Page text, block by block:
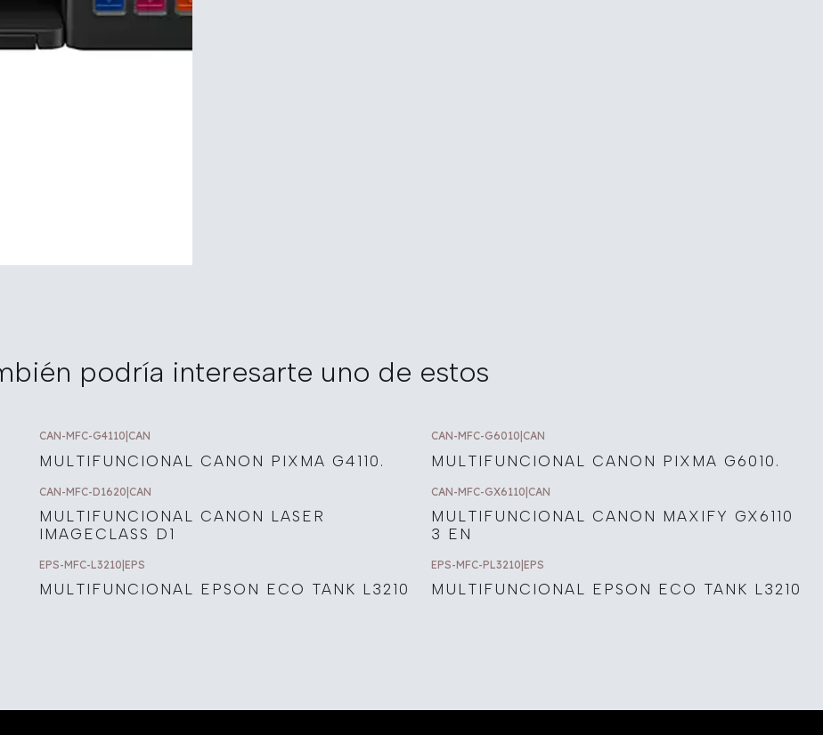
podría interesarte uno de estos
CAN-MFC-G4110 CAN
MULTIFUNCIONAL CANON PIXMA G4110.
CAN-MFC-G6010 CAN
MULTIFUNCIONAL CANON PIXMA G6010.
CAN-MFC-D1620|CAN
MULTIFUNCIONAL CANON LASER
IMAGECLASS D1
CAN-MFC-GX6110|CAN
MULTIFUNCIONAL CANON MAXIFY GX6110
3 EN
EPS-MFC-L3210 EPS
MULTIFUNCIONAL EPSON ECO TANK L3210
EPS-MFC-PL3210 EPS
MULTIFUNCIONAL EPSON ECO TANK L3210